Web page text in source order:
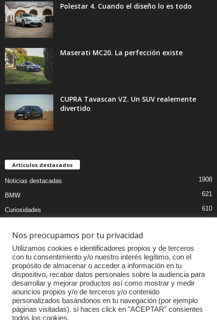
Polestar 4. Cuando el diseño lo es todo
Maserati MC20. La perfección existe
CUPRA Tavascan VZ. Un SUV realemente
divertido
Artículos destacados
Noticias destacadas 1908
BMW 621
Curiosidades 610
Audi
MOTOS
Competiciones
Mercedes
Porsche 232
Nos preocupamos por tu privacidad
Utilizamos cookies e identificadores propios y de terceros
con tu consentimiento y/o nuestro interés legítimo, con el
propósito de almacenar o acceder a información en tu
dispositivo, recabar datos personales sobre la audiencia para
desarrollar y mejorar productos así como mostrar y medir
anuncios propios y/o de terceros y/o contenido
personalizados basándonos en tu navegación (por ejemplo
páginas visitadas). si haces click en "ACEPTAR" consientes
todos los cookies.